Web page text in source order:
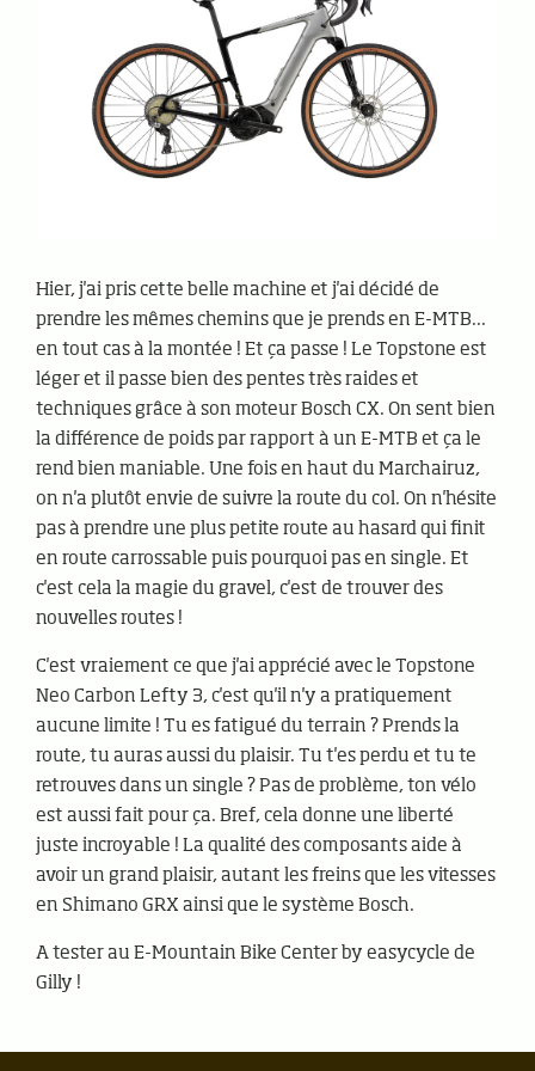
Hier, j'ai pris cette belle machine et j'ai décidé de
prendre les mêmes chemins que je prends en E-MTB...
en tout cas à la montée ! Et ça passe ! Le Topstone est
léger et il passe bien des pentes très raides et
techniques grâce à son moteur Bosch CX. On sent bien
la différence de poids par rapport à un E-MTB et ça le
rend bien maniable. Une fois en haut du Marchairuz,
on n'a plutôt envie de suivre la route du col. On n'hésite
pas à prendre une plus petite route au hasard qui finit
en route carrossable puis pourquoi pas en single. Et
c'est cela la magie du gravel, c'est de trouver des
nouvelles routes !
C'est vraiement ce que j'ai apprécié avec le Topstone
Neo Carbon Lefty 3, c'est qu'il n'y a pratiquement
aucune limite ! Tu es fatigué du terrain ? Prends la
route, tu auras aussi du plaisir. Tu t'es perdu et tu te
retrouves dans un single ? Pas de problème, ton vélo
est aussi fait pour ça. Bref, cela donne une liberté
juste incroyable ! La qualité des composants aide à
avoir un grand plaisir, autant les freins que les vitesses
en Shimano GRX ainsi que le système Bosch.
A tester au E-Mountain Bike Center by easycycle de
Gilly !